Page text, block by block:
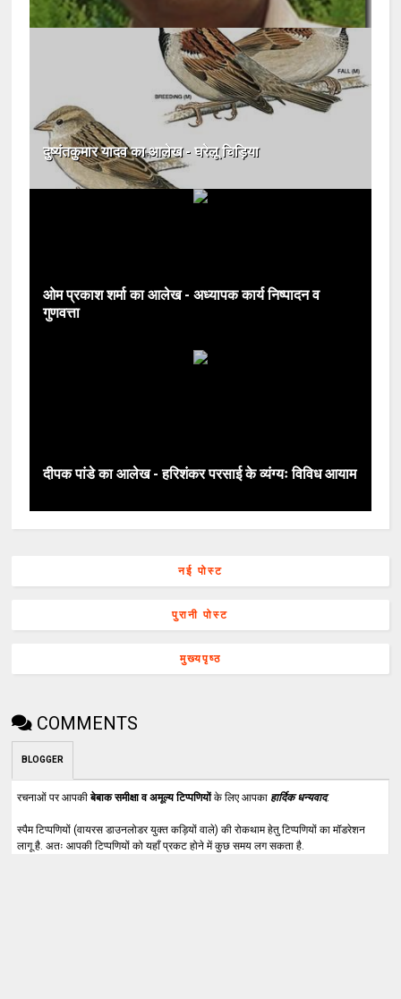
दु‍ष्यंतकुमार यादव का आलेख - घरेलू चिड़िया
ओम प्रकाश शर्मा का आलेख - अध्यापक कार्य निष्पादन व
गुणवत्ता
दीपक पांडे का आलेख - हरिशंकर परसाई के व्‍यंग्‍यः विविध आयाम
नई पोस्ट
पुरानी पोस्ट
मुख्यपृष्ठ
COMMENTS
BLOGGER
रचनाओं पर आपकीबेबाक समीक्षा व अमूल्य टिप्पणियोंके लिए आपका हार्दिक धन्यवाद.
स्पैम टिप्पणियों (वायरस डाउनलोडर युक्त कड़ियों वाले) की रोकथाम हेतु टिप्पणियों का मॉडरेशन
लागू है. अतः आपकी टिप्पणियों को यहाँ प्रकट होने में कुछ समय लग सकता है.